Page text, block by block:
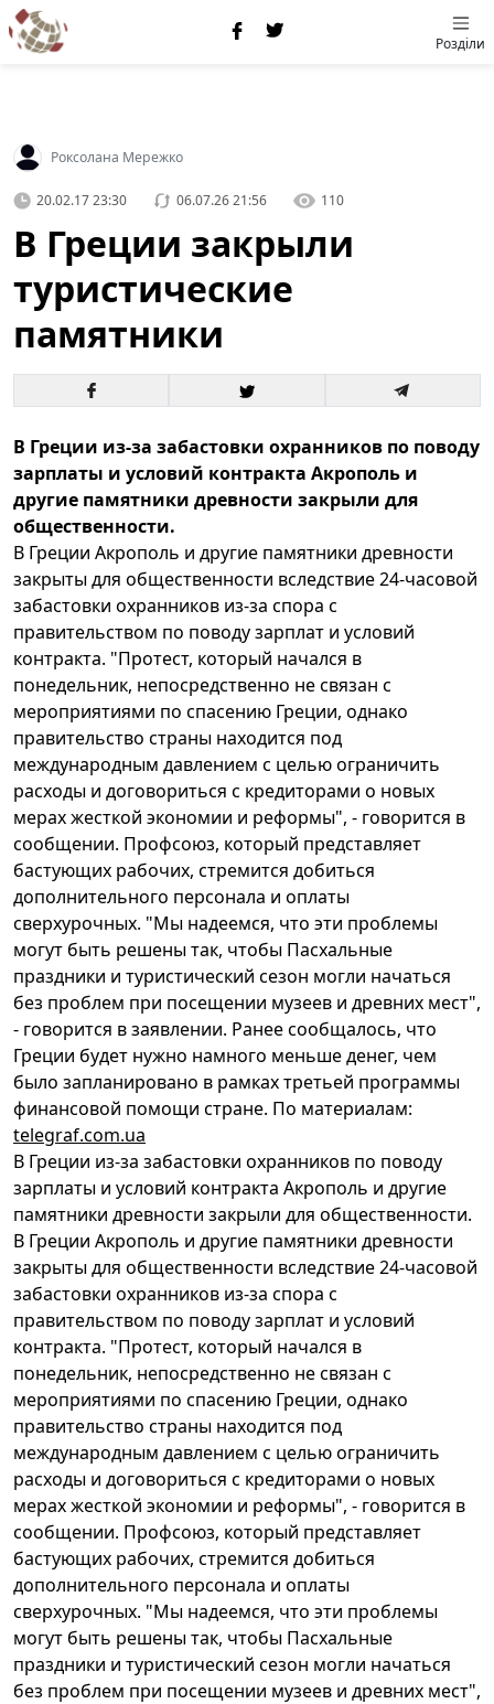
Розділи
Роксолана Мережко
20.02.17 23:30 06.07.26 21:56 110
В Греции закрыли
туристические
памятники
В Греции из-за забастовки охранников по поводу
зарплаты и условий контракта Акрополь и
другие памятники древности закрыли для
общественности.
В Греции Акрополь и другие памятники древности
закрыты для общественности вследствие 24-часовой
забастовки охранников из-за спора с
правительством по поводу зарплат и условий
контракта. "Протест, который начался в
понедельник, непосредственно не связан с
мероприятиями по спасению Греции, однако
правительство страны находится под
международным давлением с целью ограничить
расходы и договориться с кредиторами о новых
мерах жесткой экономии и реформы", - говорится в
сообщении. Профсоюз, который представляет
бастующих рабочих, стремится добиться
дополнительного персонала и оплаты
сверхурочных. "Мы надеемся, что эти проблемы
могут быть решены так, чтобы Пасхальные
праздники и туристический сезон могли начаться
без проблем при посещении музеев и древних мест",
- говорится в заявлении. Ранее сообщалось, что
Греции будет нужно намного меньше денег, чем
было запланировано в рамках третьей программы
финансовой помощи стране. По материалам:
telegraf.com.ua
В Греции из-за забастовки охранников по поводу
зарплаты и условий контракта Акрополь и другие
памятники древности закрыли для общественности.
В Греции Акрополь и другие памятники древности
закрыты для общественности вследствие 24-часовой
забастовки охранников из-за спора с
правительством по поводу зарплат и условий
контракта. "Протест, который начался в
понедельник, непосредственно не связан с
мероприятиями по спасению Греции, однако
правительство страны находится под
международным давлением с целью ограничить
расходы и договориться с кредиторами о новых
мерах жесткой экономии и реформы", - говорится в
сообщении. Профсоюз, который представляет
бастующих рабочих, стремится добиться
дополнительного персонала и оплаты
сверхурочных. "Мы надеемся, что эти проблемы
могут быть решены так, чтобы Пасхальные
праздники и туристический сезон могли начаться
без проблем при посещении музеев и древних мест",